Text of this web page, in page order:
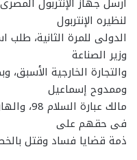
لنظيره الإنتربول
الدولى للمرة الثانية،
وزير الصناعة
والتجارة الخارجية
وممدوح إسماعيل
مالك
فى حقهم على
ذمة قضايا فساد وقتل